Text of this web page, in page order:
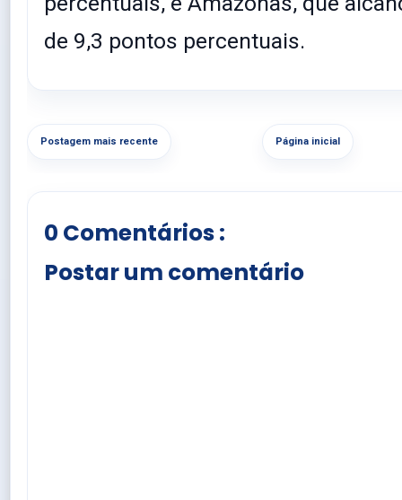
de 9,3 pontos percentuais.
Postagem mais recente Página inicial
0 Comentários :
Postar um comentário